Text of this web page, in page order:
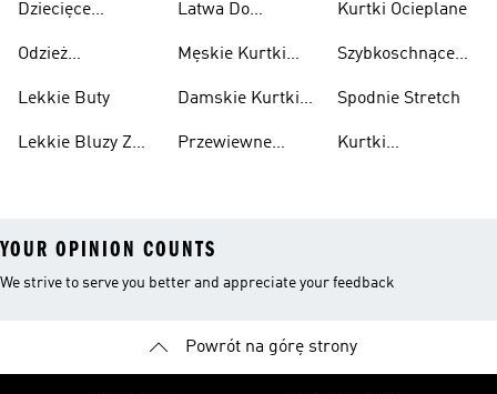
Dziecięce
Przewiewne
Odzież
Lekkie Buty
Lekkie Bluzy Z
Latwa Do
Kurtki
Męskie Kurtki
Damskie Kurtki
Przewiewne
Kurtki Ocieplane
Szybkoschnące
Spodnie Stretch
Kurtki
YOUR OPINION COUNTS
We strive to serve you better and appreciate your feedback
Powrót na górę strony